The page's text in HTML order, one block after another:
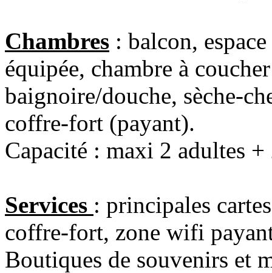
Chambres : balcon,
équipée, chambre à
baignoire/douche, sèche-
coffre-fort (payant).
Capacité : maxi 2 adultes
Services : principales
coffre-fort, zone wifi
Boutiques de souvenirs et